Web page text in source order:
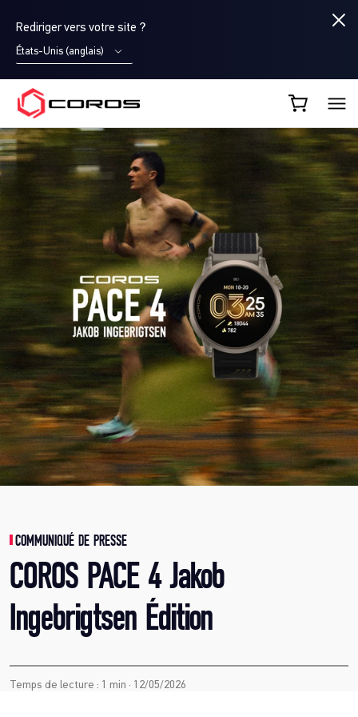
Rediriger vers votre site ?
États-Unis (anglais)
COROS FR
COMMUNIQUÉ DE PRESSE
COROS PACE 4 Jakob
Ingebrigtsen Édition
Temps de lecture : 1 min · 12/05/2026